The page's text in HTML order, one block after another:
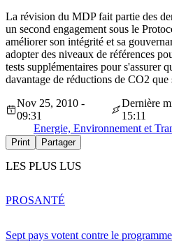
La révision du MDP fait partie des
un second engagement sous le
améliorer son intégrité et sa
adopter des niveaux de références
tests supplémentaires pour s'assurer
davantage de réductions de CO2 que
Nov 25, 2010 -
09:31
Dernière
15:11
Energie, Environnement et
Print Partager
LES PLUS LUS
Sept pays votent contre le
PROSANTÉ